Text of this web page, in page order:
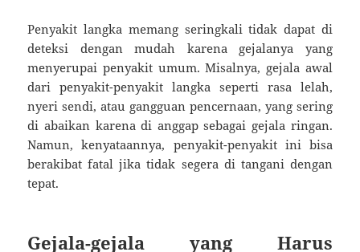
Penyakit langka memang seringkali tidak dapat di
deteksi dengan mudah karena gejalanya yang
menyerupai penyakit umum. Misalnya, gejala awal
dari penyakit-penyakit langka seperti rasa lelah,
nyeri sendi, atau gangguan pencernaan, yang sering
di abaikan karena di anggap sebagai gejala ringan.
Namun, kenyataannya, penyakit-penyakit ini bisa
berakibat fatal jika tidak segera di tangani dengan
tepat.
Gejala-gejala yang Harus